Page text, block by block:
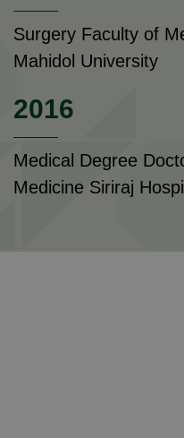
Surgery Faculty of
Mahidol University
2016
Medical Degree
Medicine Siriraj